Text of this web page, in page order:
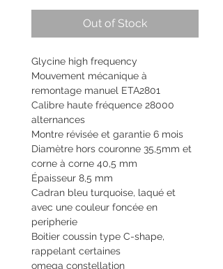
Out of Stock
Glycine high frequency
Mouvement mécanique à
remontage manuel ETA2801
Calibre haute fréquence 28000
alternances
Montre révisée et garantie 6 mois
Diamètre hors couronne 35,5mm et
corne à corne 40,5 mm
Épaisseur 8,5 mm
Cadran bleu turquoise, laqué et
avec une couleur foncée en
peripherie
Boitier coussin type C-shape,
rappelant certaines
omega constellation